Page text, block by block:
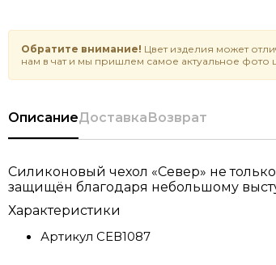
Обратите внимание! Цвет изделия может
нам в чат и мы пришлем самое актуальное фото
ОписаниеДоставкаВозврат
Силиконовый чехол «Север» не
защищён благодаря небольшому
Характеристики
Артикул СЕВ1087